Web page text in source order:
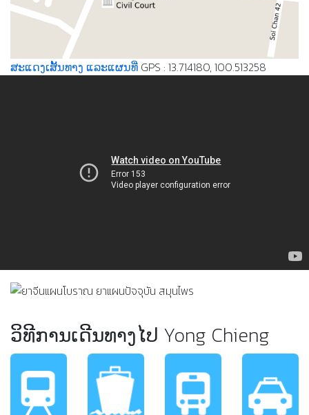
ສະແດງເສັ້ນທາງ ແລະແຜນທີ່ GPS : 13.714180, 100.513258
ວິທີການເດີນທາງໄປ Yong Chieng